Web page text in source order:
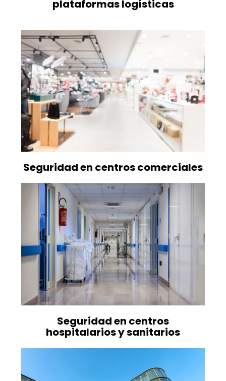
plataformas logísticas
Seguridad en centros comerciales
Seguridad en centros
hospitalarios y sanitarios